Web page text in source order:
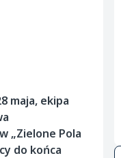
maja, ekipa
„Zielone Pola
do końca